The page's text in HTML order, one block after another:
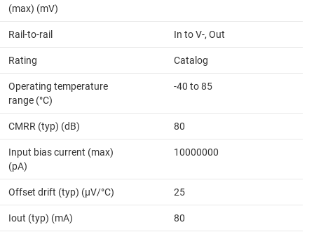
(max) (mV)
Rail-to-rail In to V-, Out
Rating Catalog
Operating temperature
range (°C)
-40 to 85
CMRR (typ) (dB) 80
Input bias current (max)
(pA)
10000000
Offset drift (typ) (µV/°C) 25
Iout (typ) (mA) 80